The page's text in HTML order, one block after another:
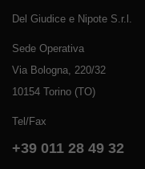
Del Giudice e Nipote S.r.l.
Sede Operativa
Via Bologna, 220/32
10154 Torino (TO)
Tel/Fax
+39 011 28 49 32